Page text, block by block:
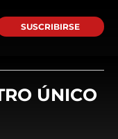
SUSCRIBIRSE
ÚNICO